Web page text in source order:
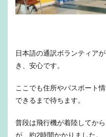
日本語の通訳ボランティア
き、安心です。
ここでも住所やパスポート
できるまで待ちます。
普段は飛行機が着陸してか
が、約2時間かかりました。